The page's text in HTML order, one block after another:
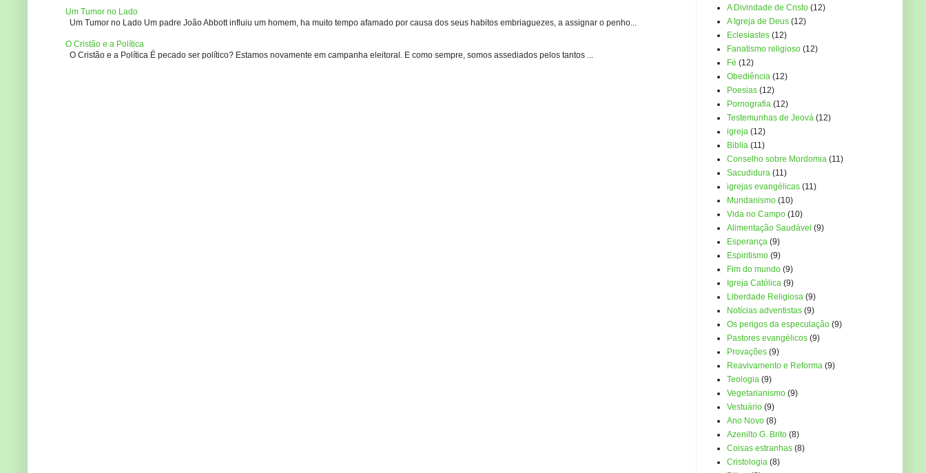
Um Tumor no Lado
Um Tumor no Lado Um padre João Abbott influiu um homem, ha muito tempo afamado por causa dos seus habitos embriaguezes, a assignar o penho...
O Cristão e a Política
O Cristão e a Política É pecado ser político? Estamos novamente em campanha eleitoral. E como sempre, somos assediados pelos tantos ...
A Divindade de Cristo (12)
A Igreja de Deus (12)
Eclesiastes (12)
Fanatismo religioso (12)
Fé (12)
Obediência (12)
Poesias (12)
Pornografia (12)
Testemunhas de Jeová (12)
igreja (12)
Biblia (11)
Conselho sobre Mordomia (11)
Sacudidura (11)
igrejas evangélicas (11)
Mundanismo (10)
Vida no Campo (10)
Alimentação Saudável (9)
Esperança (9)
Espiritismo (9)
Fim do mundo (9)
Igreja Católica (9)
Liberdade Religiosa (9)
Notícias adventistas (9)
Os perigos da especulação (9)
Pastores evangélicos (9)
Provações (9)
Reavivamento e Reforma (9)
Teologia (9)
Vegetarianismo (9)
Vestuário (9)
Ano Novo (8)
Azenilto G. Brito (8)
Coisas estranhas (8)
Cristologia (8)